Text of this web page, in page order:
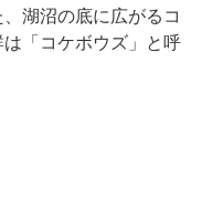
湖沼の底に広がるコ
「コケボウズ」と呼